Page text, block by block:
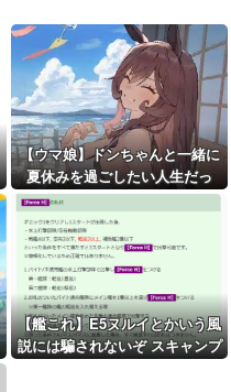
【ウマ娘】ドンちゃんと一緒に
夏休みを過ごしたい人生だっ
た…
【艦これ】E5ヌルイとかいう風
説には騙されないぞ スキャンプ